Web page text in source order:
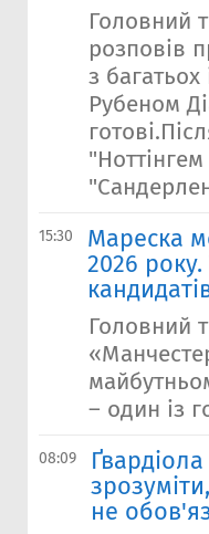
Головний
розповів
з
Рубеном
15:30
Мареска
2026
Головний
– один із
08:09
не